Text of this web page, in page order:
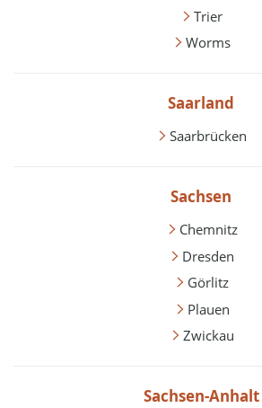
Trier
Worms
Saarland
Saarbrücken
Sachsen
Chemnitz
Dresden
Görlitz
Plauen
Zwickau
Sachsen-Anhalt